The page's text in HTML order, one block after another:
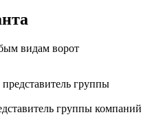
видам ворот
группы компаний